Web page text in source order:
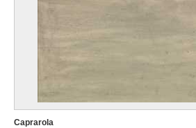
Caprarola